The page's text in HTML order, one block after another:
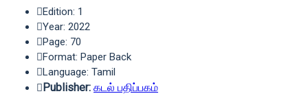
Edition: 1
Year: 2022
Page: 70
Format: Paper Back
Language: Tamil
Publisher: கடல் பதிப்பகம்